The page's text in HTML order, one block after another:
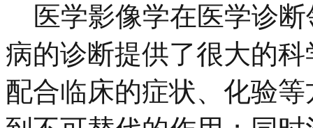
医学影像学在医学诊断
病的诊断提供了很大的
配合临床的症状、化验